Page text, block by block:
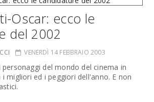
Oscar: ecco le
del 2002
VENERDÌ 14 FEBBRAIO 2003
del mondo del cinema in
migliori ed i peggiori dell'anno. E non